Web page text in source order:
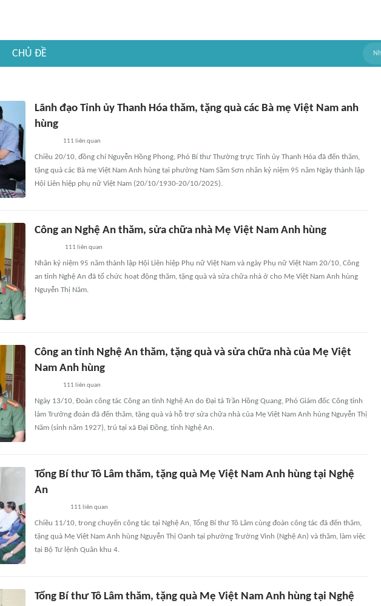
CHỦ ĐỀ
Lãnh đạo Tỉnh ủy Thanh Hóa thăm, tặng quà các Bà mẹ Việt Nam anh
hùng
111 liên quan
Chiều 20/10, đồng chí Nguyễn Hồng Phong, Phó Bí thư Thường trực Tỉnh ủy Thanh Hóa đã đến thăm,
tặng quà các Bà mẹ Việt Nam Anh hùng tại phường Nam Sầm Sơn nhân kỷ niệm 95 năm Ngày thành lập
Hội Liên hiệp phụ nữ Việt Nam (20/10/1930-20/10/2025).
Công an Nghệ An thăm, sửa chữa nhà Mẹ Việt Nam Anh hùng
111 liên quan
Nhân kỷ niệm 95 năm thành lập Hội Liên hiệp Phụ nữ Việt Nam và ngày Phụ nữ Việt Nam 20/10, Công
an tỉnh Nghệ An đã tổ chức hoạt động thăm, tặng quà và sửa chữa nhà ở cho Mẹ Việt Nam Anh hùng
Nguyễn Thị Năm.
Công an tỉnh Nghệ An thăm, tặng quà và sửa chữa nhà của Mẹ Việt
Nam Anh hùng
111 liên quan
Ngày 13/10, Đoàn công tác Công an tỉnh Nghệ An do Đại tá Trần Hồng Quang, Phó Giám đốc Công tỉnh
làm Trưởng đoàn đã đến thăm, tặng quà và hỗ trợ sửa chữa nhà của Mẹ Việt Nam Anh hùng Nguyễn Thị
Năm (sinh năm 1927), trú tại xã Đại Đồng, tỉnh Nghệ An.
Tổng Bí thư Tô Lâm thăm, tặng quà Mẹ Việt Nam Anh hùng tại Nghệ
An
111 liên quan
Chiều 11/10, trong chuyến công tác tại Nghệ An, Tổng Bí thư Tô Lâm cùng đoàn công tác đã đến thăm,
tặng quà Mẹ Việt Nam Anh hùng Nguyễn Thị Oanh tại phường Trường Vinh (Nghệ An) và thăm, làm việc
tại Bộ Tư lệnh Quân khu 4.
Tổng Bí thư Tô Lâm thăm, tặng quà Mẹ Việt Nam Anh hùng tại Nghệ